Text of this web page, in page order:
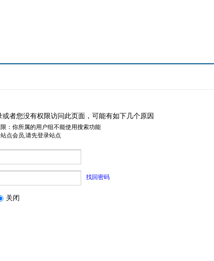
或者您没有权限访问此页面，可能有如下几个原因
：你所属的用户组不能使用搜索功能
点会员,请先登录站点
找回密码
关闭